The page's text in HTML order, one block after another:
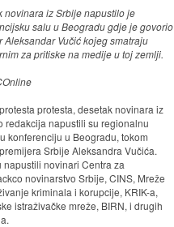
novinara iz Srbije napustilo je
salu u Beogradu gdje je govorio
Aleksandar Vučić kojeg smatraju
za pritiske na medije u toj zemlji.
protesta, desetak novinara iz
redakcija napustili su regionalnu
konferenciju u Beogradu, tokom
Srbije Aleksandra Vučića.
napustili novinari Centra za
novinarstvo Srbije, CINS, Mreže
kriminala i korupcije, KRIK-a,
istraživačke mreže, BIRN, i drugih